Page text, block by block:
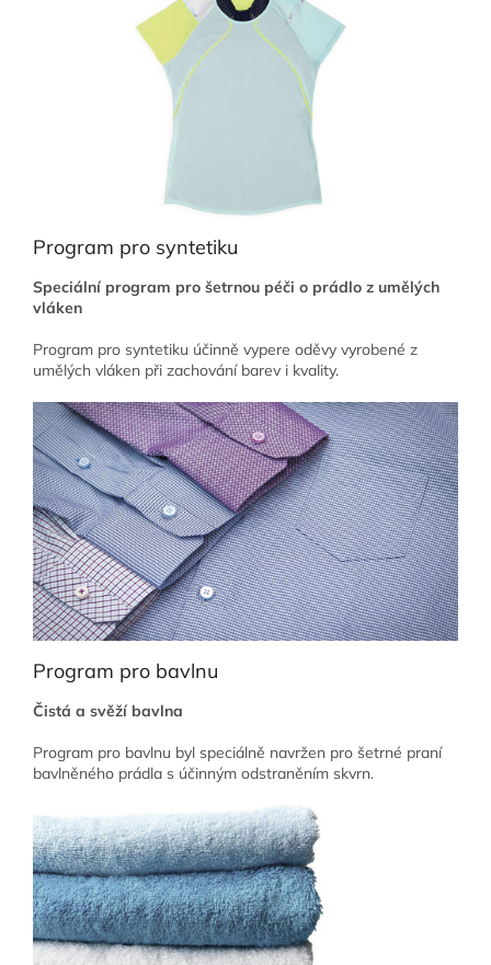
Program pro syntetiku
Speciální program pro šetrnou péči o prádlo z umělých
vláken
Program pro syntetiku účinně vypere oděvy vyrobené z
umělých vláken při zachování barev i kvality.
Program pro bavlnu
Čistá a svěží bavlna
Program pro bavlnu byl speciálně navržen pro šetrné praní
bavlněného prádla s účinným odstraněním skvrn.